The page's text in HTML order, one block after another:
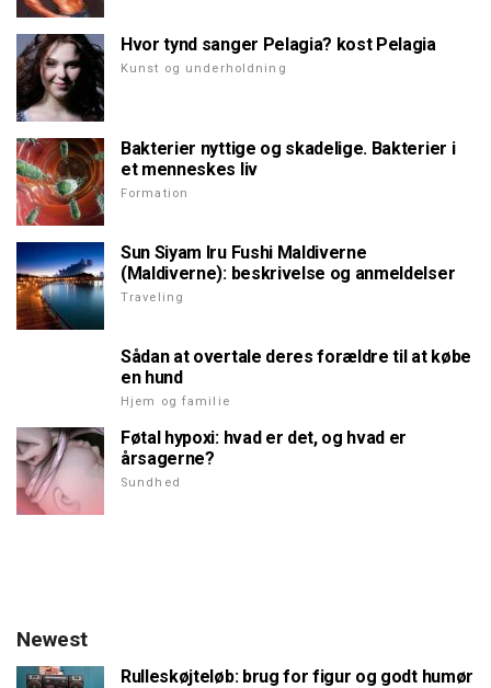
Hvor tynd sanger Pelagia? kost Pelagia
Kunst og underholdning
Bakterier nyttige og skadelige. Bakterier i
et menneskes liv
Formation
Sun Siyam Iru Fushi Maldiverne
(Maldiverne): beskrivelse og anmeldelser
Traveling
Sådan at overtale deres forældre til at købe
en hund
Hjem og familie
Føtal hypoxi: hvad er det, og hvad er
årsagerne?
Sundhed
Newest
Rulleskøjteløb: brug for figur og godt humør